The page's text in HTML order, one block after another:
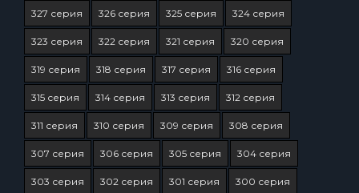
327 серия 326 серия 325 серия 324 серия
323 серия 322 серия 321 серия 320 серия
319 серия 318 серия 317 серия 316 серия
315 серия 314 серия 313 серия 312 серия
311 серия 310 серия 309 серия 308 серия
307 серия 306 серия 305 серия 304 серия
303 серия 302 серия 301 серия 300 серия